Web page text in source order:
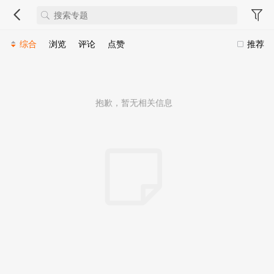
推荐
综合 浏览 评论 点赞
抱歉，暂无相关信息